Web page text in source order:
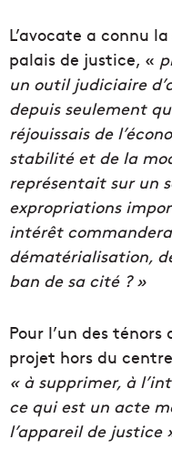
L’avocate a connu
palais de justice, «
un outil judiciaire
depuis seulement
réjouissais de
stabilité et de la
représentait sur un
expropriations
intérêt
dématérialisation,
ban de sa cité ? »
Pour l’un des
projet hors du
« à supprimer, à
ce qui est un acte
l’appareil de justice